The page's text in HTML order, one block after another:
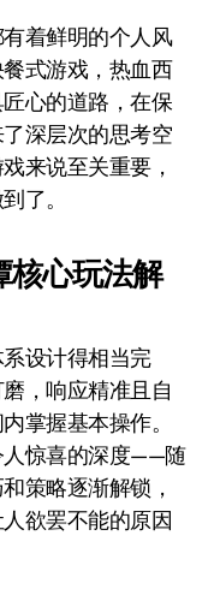
着鲜明的个人风
式游戏，热血西
心的道路，在保
深层次的思考空
来说至关重要，
了。
核心玩法解
设计得相当完
，响应精准且自
掌握基本操作。
人惊喜的深度——随
策略逐渐解锁，
欲罢不能的原因